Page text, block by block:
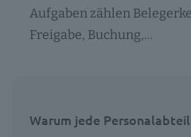
Aufgaben zählen
Freigabe, Buchung,…
Warum jede